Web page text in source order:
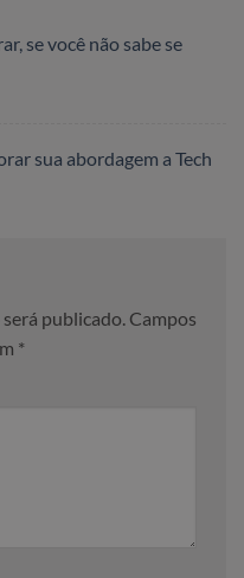
se você não sabe se
sua abordagem a Tech
publicado. Campos
*